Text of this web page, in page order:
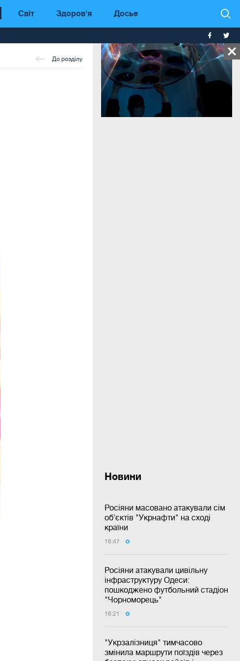
Світ Здоров'я Досье
Новини
Росіяни масовано атакували сім
об'єктів "Укрнафти" на сході
країни
16:47
Росіяни атакували цивільну
інфраструктуру Одеси:
пошкоджено футбольний стадіон
"Чорноморець"
16:21
"Укрзалізниця" тимчасово
змінила маршрути поїздів через
До розділу